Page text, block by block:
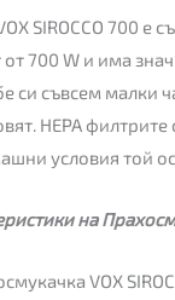
SIROCCO 700 е
700 W и има
си съвсем малки
HEPA
условия той
на
VOX